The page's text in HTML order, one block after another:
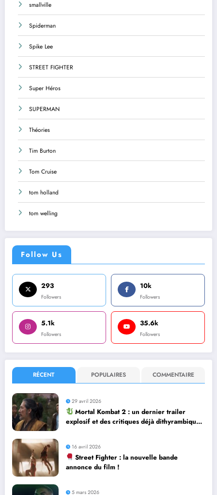
smallville
Spiderman
Spike Lee
STREET FIGHTER
Super Héros
SUPERMAN
Théories
Tim Burton
Tom Cruise
tom holland
tom welling
Follow Us
293
Followers
10k
Followers
5.1k
Followers
35.6k
Followers
RÉCENT POPULAIRES COMMENTAIRE
29 avril 2026
Mortal Kombat 2 : un dernier trailer
explosif et des critiques déjà dithyrambiques
16 avril 2026
Street Fighter : la nouvelle bande
annonce du film !
5 mars 2026